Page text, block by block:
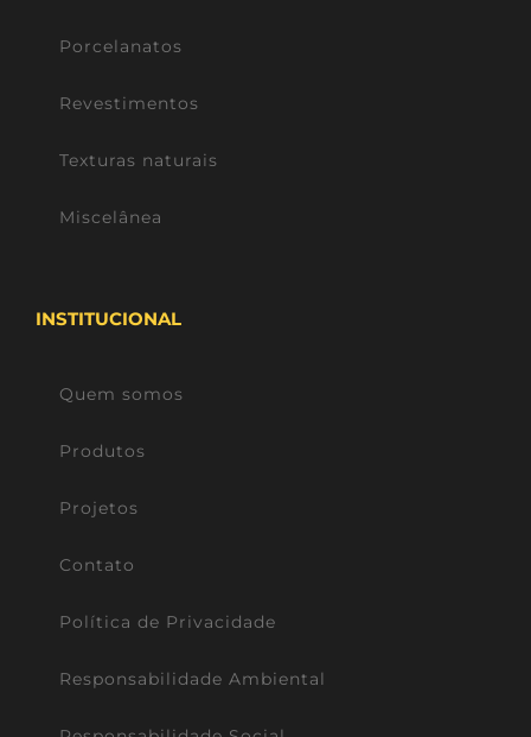
Porcelanatos
Revestimentos
Texturas naturais
Miscelânea
INSTITUCIONAL
Quem somos
Produtos
Projetos
Contato
Política de Privacidade
Responsabilidade Ambiental